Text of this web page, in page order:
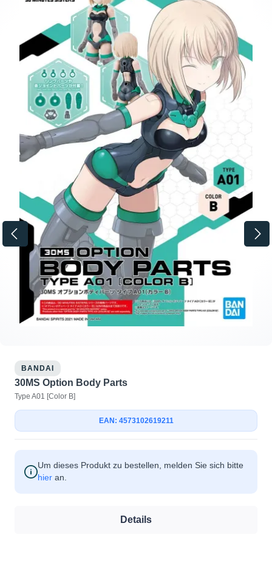
BANDAI
30MS Option Body Parts
Type A01 [Color B]
EAN: 4573102619211
Um dieses Produkt zu bestellen, melden Sie sich bitte
hier an.
Details